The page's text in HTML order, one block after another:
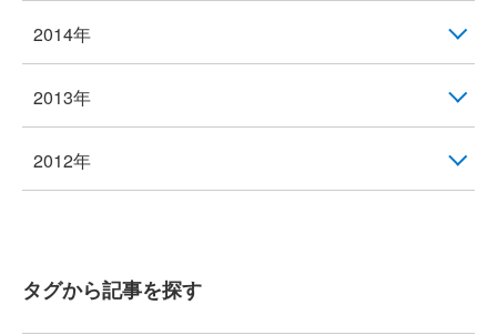
2014年
2013年
2012年
タグから記事を探す